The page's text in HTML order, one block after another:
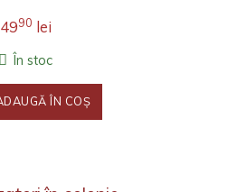
4990 lei
În stoc
ÎN COŞ